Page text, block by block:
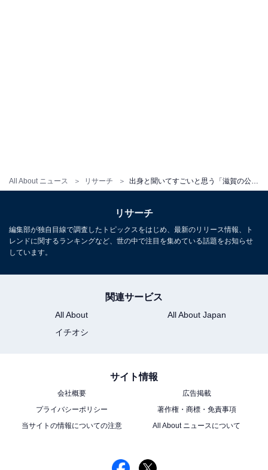
All About ニュース リサーチ
リサーチ
編集部が独自目線で調査したトピックスをはじめ、最新のリリース情報、ト
レンドに関するランキングなど、世の中で注目を集めている話題をお知らせ
しています。
関連サービス
All About
All About Japan
イチオシ
サイト情報
会社概要
広告掲載
プライバシーポリシー
著作権・商標・免責事項
当サイトの情報についての注意
All About ニュースについて